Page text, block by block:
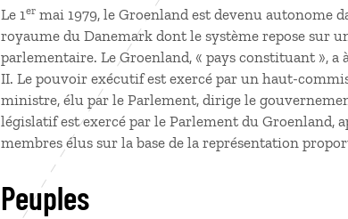
Le 1er mai 1979, le Groenland est devenu autonome
royaume du Danemark dont le système repose sur
parlementaire. Le Groenland, « pays constituant »,
II. Le pouvoir exécutif est exercé par un haut-
ministre, élu par le Parlement, dirige le
législatif est exercé par le Parlement du Groenland,
membres élus sur la base de la représentation
Peuples